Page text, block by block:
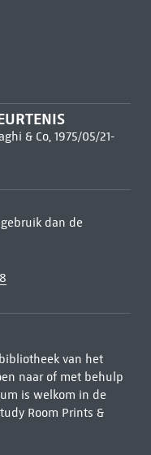
& Co, 1975/05/21-
dan de
van het
naar of met behulp
is welkom in de
Room Prints &